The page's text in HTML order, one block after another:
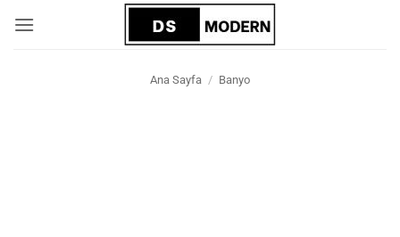
atla
Ana Sayfa / Banyo